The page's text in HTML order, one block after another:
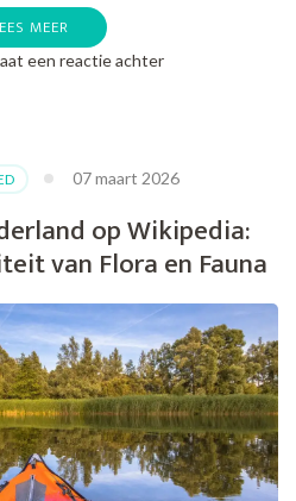
MEER
een reactie achterop
Wielen
Fital
Fietsvakanties
07 maart 2026
op Wikipedia:
van Flora en Fauna